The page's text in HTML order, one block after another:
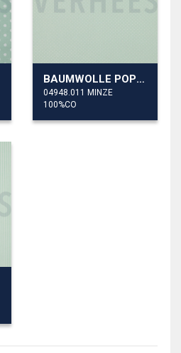
BAUMWOLLE POPELINE KLEINE PUNKTE
04948.011 MINZE
100%CO